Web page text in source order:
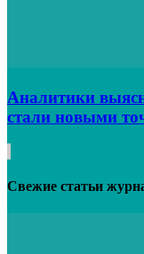
Аналитики
стали новыми
Свежие статьи